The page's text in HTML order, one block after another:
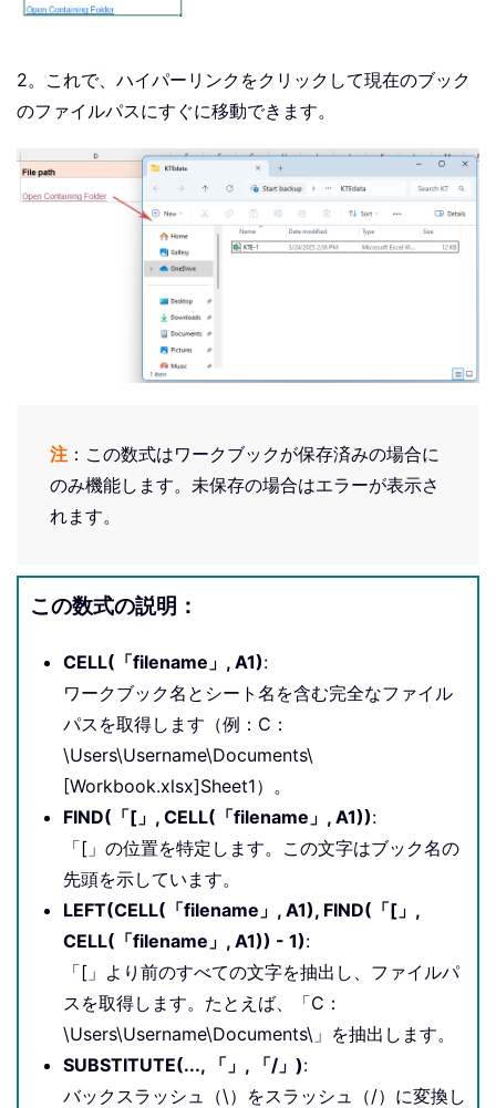
2。これで、ハイパーリンクをクリックして現在のブック
のファイルパスにすぐに移動できます。
注 ：この数式はワークブックが保存済みの場合に
のみ機能します。未保存の場合はエラーが表示さ
れます。
この数式の説明：
CELL(「filename」, A1):
ワークブック名とシート名を含む完全なファイル
パスを取得します（例：C：
\Users\Username\Documents\
[Workbook.xlsx]Sheet1）。
FIND(「[」, CELL(「filename」, A1)):
「[」の位置を特定します。この文字はブック名の
先頭を示しています。
LEFT(CELL(「filename」, A1), FIND(「[」,
CELL(「filename」, A1)) - 1):
「[」より前のすべての文字を抽出し、ファイルパ
スを取得します。たとえば、「C：
\Users\Username\Documents\」を抽出します。
SUBSTITUTE(..., 「」, 「/」):
バックスラッシュ（\）をスラッシュ（/）に変換し